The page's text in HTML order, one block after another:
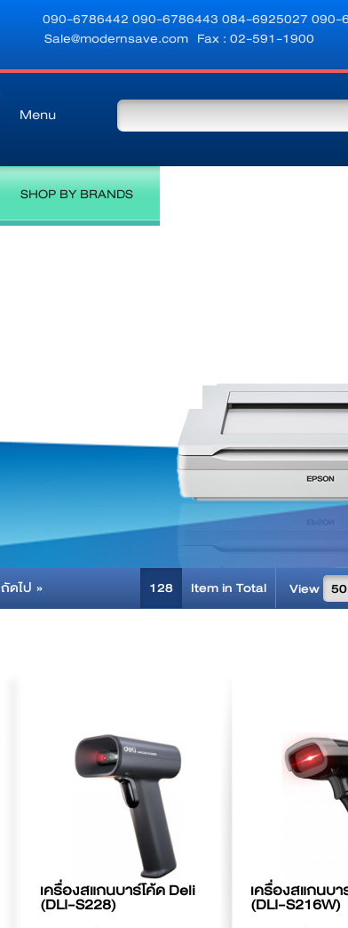
090-6786442090-6786443084-6925027090-
Sale@modernsave.com Fax : 02-591-1900
Menu
SHOP BY BRANDS
ถัดไป » 128 Item in Total View
เครื่องสแกนบาร์โค้ด Deli
(DLI-S228)
เครื่องสแกนบา
(DLI-S216W)